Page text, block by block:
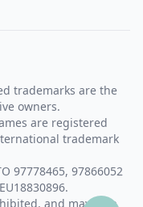
trademarks are the
owners.
are registered
trademark
97778465, 97866052
and may be a